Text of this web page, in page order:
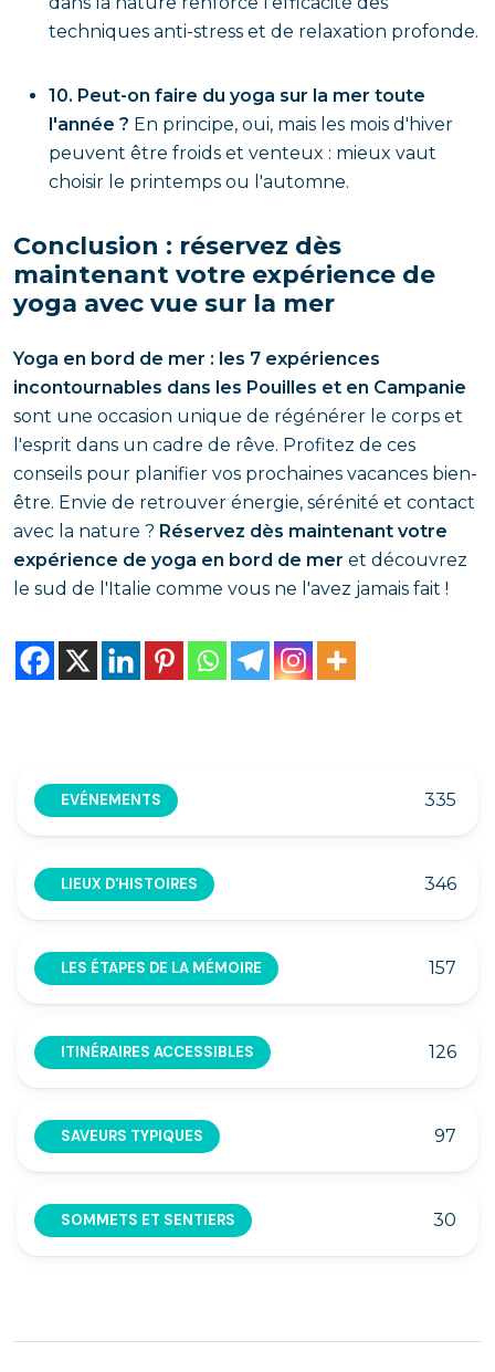
techniques anti-stress et de relaxation profonde.
10. Peut-on faire du yoga sur la mer toute
l'année ? En principe, oui, mais les mois d'hiver
peuvent être froids et venteux : mieux vaut
choisir le printemps ou l'automne.
Conclusion : réservez dès
maintenant votre expérience de
yoga avec vue sur la mer
Yoga en bord de mer : les 7 expériences
incontournables dans les Pouilles et en Campanie
sont une occasion unique de régénérer le corps et
l'esprit dans un cadre de rêve. Profitez de ces
conseils pour planifier vos prochaines vacances bien-
être. Envie de retrouver énergie, sérénité et contact
avec la nature ? Réservez dès maintenant votre
expérience de yoga en bord de mer et découvrez
le sud de l'Italie comme vous ne l'avez jamais fait !
EVÉNEMENTS 335
LIEUX D'HISTOIRES 346
LES ÉTAPES DE LA MÉMOIRE 157
ITINÉRAIRES ACCESSIBLES 126
SAVEURS TYPIQUES 97
SOMMETS ET SENTIERS 30